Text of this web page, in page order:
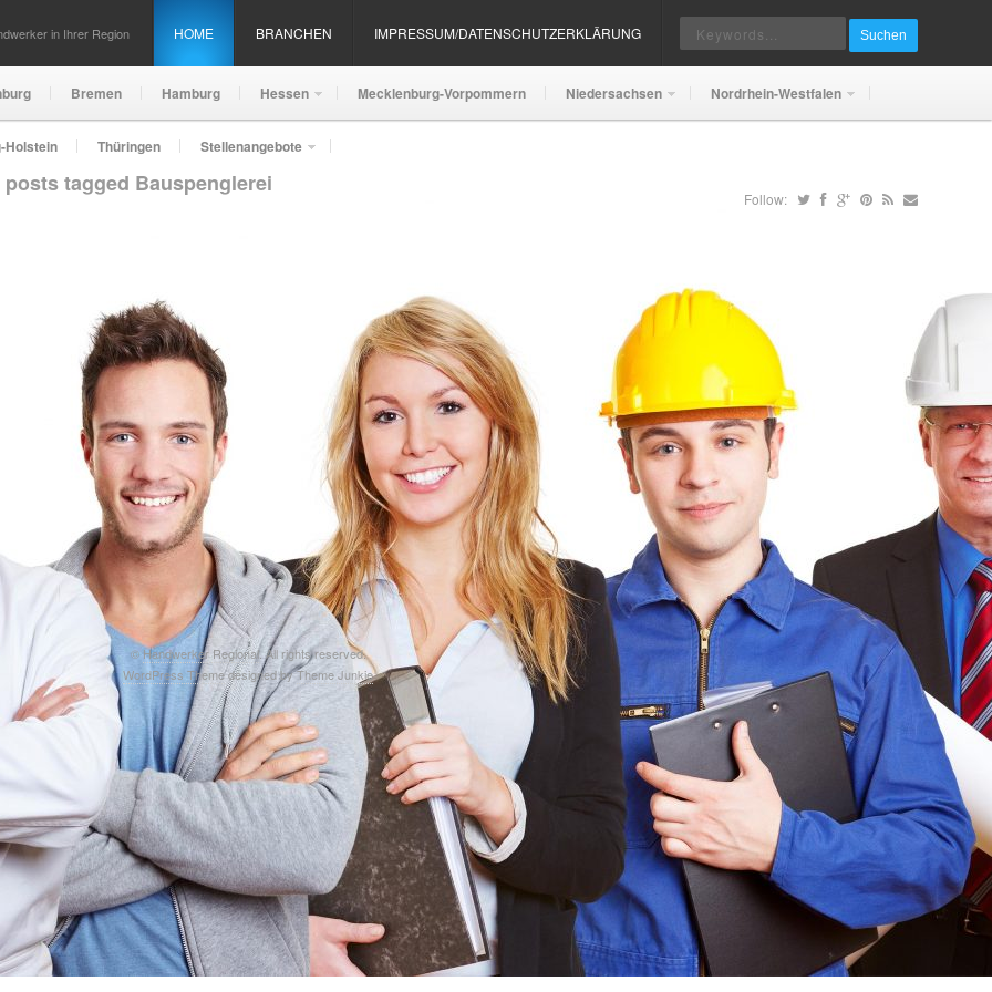
in Ihrer Region HOME BRANCHEN IMPRESSUM/DATENSCHUTZERKLÄRUNG Suchen
Bremen Hamburg Hessen Mecklenburg-Vorpommern Niedersachsen Nordrhein-Westfalen
Holstein Thüringen Stellenangebote
Follow:
tagged Bauspenglerei
©Handwerker Regional. All rights reserved.
WordPress Themedesigned byTheme Junkie